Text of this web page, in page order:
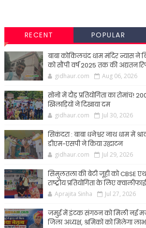
RECENT POPULAR
बाबा कोकिलचंद धाम मंदिर न्यास ने
को सौंपी वर्ष 2025 तक की अद्यतन
gidhaur.com Aug 06, 2026
सोनो में दौड़ प्रतियोगिता का रोमांच!
खिलाड़ियों ने दिखाया दम
gidhaur.com Jul 30, 2026
सिकंदरा : बाबा धनेश्वर नाथ धाम में
डीएम-एसपी ने किया उद्घाटन
gidhaur.com Jul 29, 2026
सिमुलतला की बेटी जूही को CBSE
राष्ट्रीय प्रतियोगिता के लिए क्वालीफाई
Aprajita Sinha Jul 27, 2026
जमुई में इंटक संगठन को मिली नई
जिला अध्यक्ष, श्रमिकों को मिलेगा लाभ